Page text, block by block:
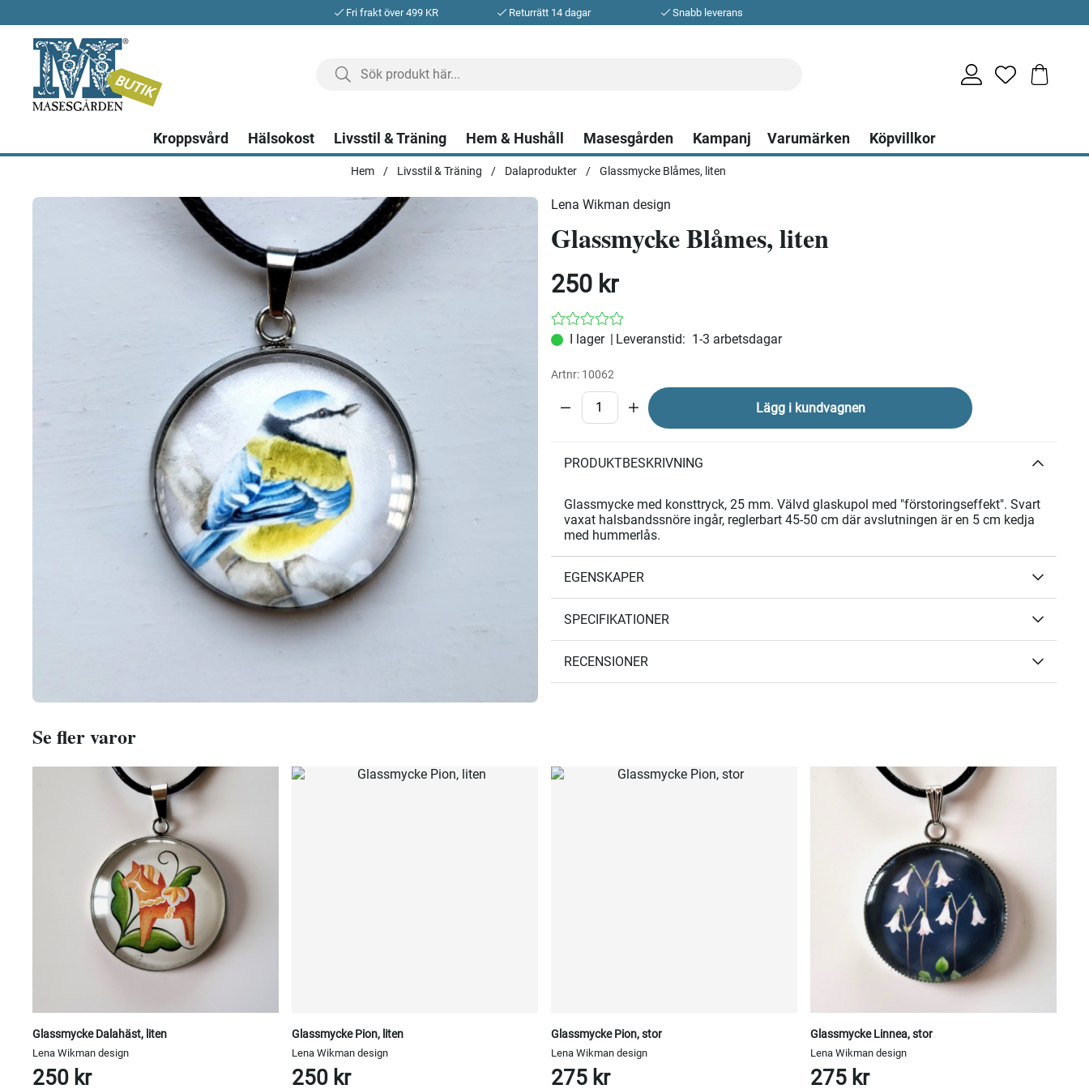
Fri frakt över 499 KR Returrätt 14 dagar Snabb leverans
Kroppsvård Hälsokost Livsstil & Träning Hem & Hushåll Masesgården Kampanj Varumärken Köpvillkor
Hem Livsstil & Träning Dalaprodukter Glassmycke Blåmes, liten
Produktbilder Glassmycke Blåmes, liten Lena Wikman design
Glassmycke Blåmes, liten
250 kr
| Leveranstid: 1-3 arbetsdagar
Artnr: 10062
Lägg i kundvagnen
PRODUKTBESKRIVNING
Glassmycke med konsttryck, 25 mm. Välvd glaskupol med "förstoringseffekt". Svart
vaxat halsbandssnöre ingår, reglerbart 45-50 cm där avslutningen är en 5 cm kedja
med hummerlås.
EGENSKAPER
SPECIFIKATIONER
RECENSIONER
Se fler varor
Glassmycke Dalahäst, liten
Lena Wikman design
250 kr
Glassmycke Pion, liten
Lena Wikman design
250 kr
Glassmycke Pion, stor
Lena Wikman design
275 kr
Glassmycke Linnea, stor
Lena Wikman design
275 kr